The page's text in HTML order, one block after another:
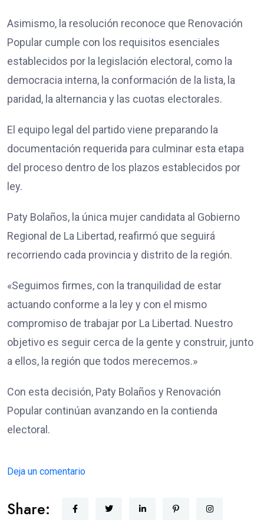
Asimismo, la resolución reconoce que Renovación
Popular cumple con los requisitos esenciales
establecidos por la legislación electoral, como la
democracia interna, la conformación de la lista, la
paridad, la alternancia y las cuotas electorales.
El equipo legal del partido viene preparando la
documentación requerida para culminar esta etapa
del proceso dentro de los plazos establecidos por
ley.
Paty Bolaños, la única mujer candidata al Gobierno
Regional de La Libertad, reafirmó que seguirá
recorriendo cada provincia y distrito de la región.
«Seguimos firmes, con la tranquilidad de estar
actuando conforme a la ley y con el mismo
compromiso de trabajar por La Libertad. Nuestro
objetivo es seguir cerca de la gente y construir, junto
a ellos, la región que todos merecemos.»
Con esta decisión, Paty Bolaños y Renovación
Popular continúan avanzando en la contienda
electoral.
Deja un comentario
Share: